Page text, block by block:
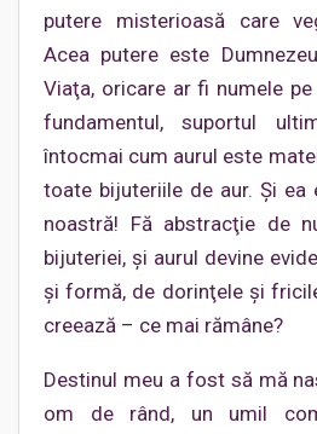
putere misterioasă care
Acea putere este
Viaţa, oricare ar fi numele
fundamentul, suportul
întocmai cum aurul este
toate bijuteriile de aur. Şi
noastră! Fă abstracţie de
bijuteriei, şi aurul devine
şi formă, de dorinţele şi
creează – ce mai rămâne?
Destinul meu a fost să mă
om de rând, un umil